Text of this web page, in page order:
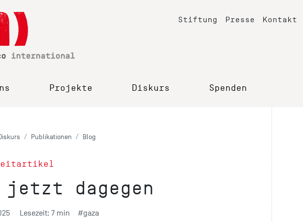
Stiftung Presse Kontakt
Projekte Diskurs Spenden
Publikationen Blog
jetzt dagegen
Lesezeit: 7 min #gaza